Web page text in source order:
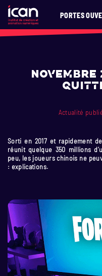
PORTES
Novembre
Actualité
Sorti en 2017 et rapidement
réunit quelque 350 millions
peu, les joueurs chinois ne
: explications.